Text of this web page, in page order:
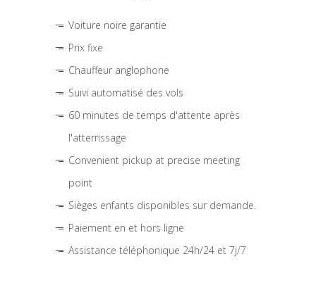
Voiture noire garantie
Prix fixe
Chauffeur anglophone
Suivi automatisé des vols
60 minutes de temps d'attente après
l'atterrissage
Convenient pickup at precise meeting
point
Sièges enfants disponibles sur demande.
Paiement en et hors ligne
Assistance téléphonique 24h/24 et 7j/7